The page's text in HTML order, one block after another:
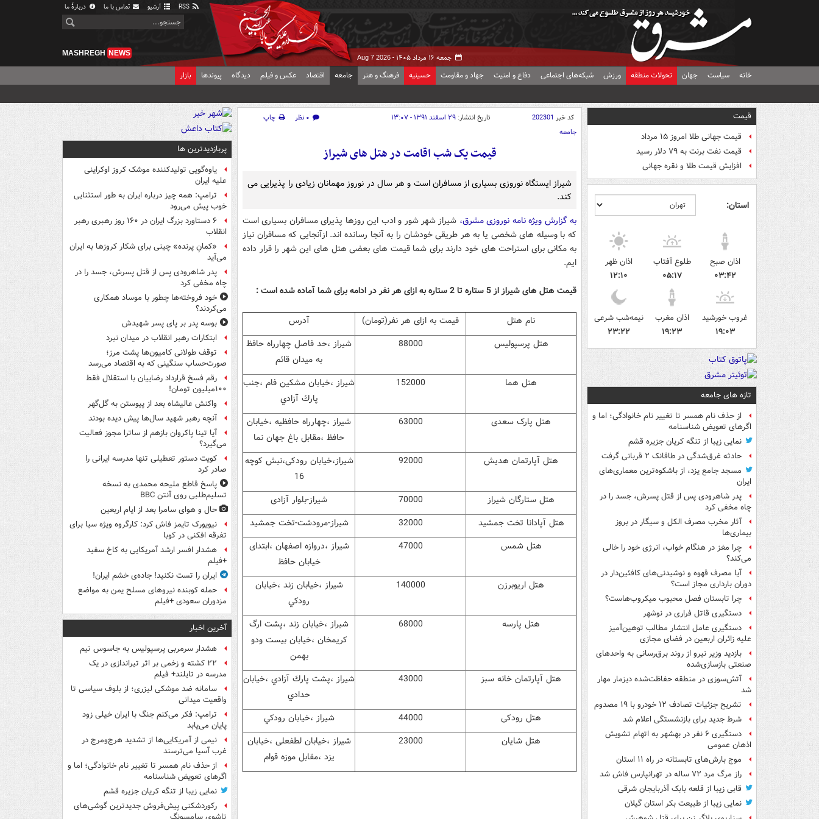
آرشیو تماس با ما دربارهٔ ما
جمعه ۱۶ مرداد ۱۴۰۵ - Aug 7 2026
MASHREGH NEWS
خانه سیاست جهان تحولات منطقه ورزش شبکه‌های اجتماعی دفاع و امنیت جهاد و مقاومت حسینیه فرهنگ و هنر جامعه اقتصاد عکس و فیلم دیدگاه پیوندها بازار
قیمت
قیمت جهانی طلا امروز ۱۵ مرداد
قیمت نفت برنت به ۷۹ دلار رسید
افزایش قیمت طلا و نقره جهانی
استان:
اذان صبح
۰۳:۴۲
طلوع آفتاب
۰۵:۱۷
اذان ظهر
۱۲:۱۰
غروب خورشید
۱۹:۰۳
اذان مغرب
۱۹:۲۳
نیمه‌شب شرعی
۲۳:۲۲
تازه های جامعه
از حذف نام همسر تا تغییر نام خانوادگی؛ اما و
اگرهای تعویض شناسنامه
نمایی زیبا از تنگه کریان جزیره قشم
حادثه غرق‌شدگی در طاقانک ۲ قربانی گرفت
مسجد جامع یزد، از باشکوه‌ترین معماری‌های
ایران
پدر شاهرودی پس از قتل پسرش، جسد را در
چاه مخفی کرد
آثار مخرب مصرف الکل و سیگار در بروز
بیماری‌ها
چرا مغز در هنگام خواب، انرژی خود را خالی
می‌کند؟
آیا مصرف قهوه و نوشیدنی‌های کافئین‌دار در
دوران بارداری مجاز است؟
چرا تابستان فصل محبوب میکروب‌هاست؟
دستگیری قاتل فراری در نوشهر
دستگیری عامل انتشار مطالب توهین‌آمیز
علیه زائران اربعین در فضای مجازی
بازدید وزیر نیرو از روند برق‌رسانی به واحدهای
صنعتی بازسازی‌شده
آتش‌سوزی در منطقه حفاظت‌شده دیزمار مهار
شد
تشریح جزئیات تصادف ۱۲ خودرو با ۱۹ مصدوم
شرط جدید برای بازنشستگی اعلام شد
دستگیری ۶ نفر در بهشهر به اتهام تشویش
اذهان عمومی
موج بارش‌های تابستانه در راه ۱۱ استان
راز مرگ مرد ۷۲ ساله در تهرانپارس فاش شد
قابی زیبا از قلعه بابک آذربایجان شرقی
نمایی زیبا از طبیعت بکر استان گیلان
کد خبر 202301 تاریخ انتشار: ۲۹ اسفند ۱۳۹۱ - ۱۳:۰۷ ۰ نظر
چاپ
جامعه
قیمت یک شب اقامت در هتل های شیراز
شیراز ایستگاه نوروزی بسیاری از مسافران است و هر سال در نوروز مهمانان زیادی را پذیرایی می
کند.
به گزارش ویژه نامه نوروزی مشرق، شیراز شهر شور و ادب این روزها پذیرای مسافران بسیاری است
که با وسیله های شخصی یا به هر طریقی خودشان را به آنجا رسانده اند. ازآنجایی که مسافران نیاز
به مکانی برای استراحت های خود دارند برای شما قیمت های بعضی هتل های این شهر را قرار داده
ایم.
قیمت هتل های شیراز از 5 ستاره تا 2 ستاره به ازای هر نفر در ادامه برای شما آماده شده است :
نام هتل قیمت به ازای هر نفر(تومان)
آدرس
هتل پرسپولیس
88000
شيراز ،حد فاصل چهارراه حافظ
به ميدان قائم
هتل هما
152000
شيراز ،خيابان مشكين فام ،جنب
پارك آزادي
هتل پارک سعدی
63000
شيراز ،چهارراه حافظيه ،خيابان
حافظ ،مقابل باغ جهان نما
هتل آپارتمان هدیش
92000
شیراز،خیابان رودکی،نبش کوچه
16
هتل ستارگان شیراز
70000
شیراز-بلوار آزادی
هتل آپادانا تخت جمشید
32000
شیراز-مرودشت-تخت جمشید
هتل شمس
47000
شيراز ،دروازه اصفهان ،ابتدای
خیابان حافظ
هتل اریوبرزن
140000
شيراز ،خيابان زند ،خيابان
رودكي
هتل پارسه
68000
شیراز ،خیابان زند ،پشت ارگ
کریمخان ،خیابان بيست ودو
بهمن
هتل آپارتمان خانه سبز
43000
شيراز ،پشت پارك آزادي ،خيابان
حدادي
هتل رودکی
44000
شيراز ،خيابان رودكي
هتل شایان
23000
شیراز ،خیابان لطفعلی ،خيابان
یزد ،مقابل موزه قوام
پربازدیدترین ها
یاوه‌گویی تولیدکننده موشک کروز اوکراینی
علیه ایران
ترامپ: همه چیز درباره ایران به طور استثنایی
خوب پیش می‌رود
۶ دستاورد بزرگ ایران در ۱۶۰ روز رهبری رهبر
انقلاب
«کمانِ پرنده» چینی برای شکار کروزها به ایران
می‌آید
پدر شاهرودی پس از قتل پسرش، جسد را در
چاه مخفی کرد
خود فروخته‌ها چطور با موساد همکاری
می‌کردند؟
بوسه‌ پدر بر پای پسر شهیدش
ابتکارات رهبر انقلاب در میدان نبرد
توقف طولانی کامیون‌ها پشت مرز؛
صورت‌حساب سنگینی که به اقتصاد می‌رسد
رقم فسخ قرارداد رضاییان با استقلال فقط
۱۰۰میلیون تومان!
واکنش عالیشاه بعد از پیوستن به گل‌گهر
آنچه رهبر شهید سال‌ها پیش دیده بودند
آیا تینا پاکروان بازهم از ساترا مجوز فعالیت
می‌گیرد؟
کویت دستور تعطیلی تنها مدرسه ایرانی را
صادر کرد
پاسخ قاطع ملیحه محمدی به نسخه
تسلیم‌طلبی روی آنتن BBC
حال و هوای سامرا بعد از ایام اربعین
نیویورک تایمز فاش کرد: کارگروه ویژه سیا برای
تفرقه افکنی در کوبا
هشدار افسر ارشد آمریکایی به کاخ سفید
+فیلم
ایران را تست نکنید! جاده‌ی خشم ایران!
حمله کوبنده نیروهای مسلح یمن به مواضع
مزدوران سعودی +فیلم
آخرین اخبار
هشدار سرمربی پرسپولیس به جاسوس تیم
۲۲ کشته و زخمی بر اثر تیراندازی در یک
مدرسه در تایلند+ فیلم
سامانه ضد موشکی لیزری؛ از بلوف سیاسی تا
واقعیت میدانی
ترامپ: فکر می‌کنم جنگ با ایران خیلی زود
پایان می‌یابد
نیمی از آمریکایی‌ها از تشدید هرج‌ومرج در
غرب آسیا می‌ترسند
از حذف نام همسر تا تغییر نام خانوادگی؛ اما و
اگرهای تعویض شناسنامه
نمایی زیبا از تنگه کریان جزیره قشم
رکوردشکنی پیش‌فروش جدیدترین گوشی‌های